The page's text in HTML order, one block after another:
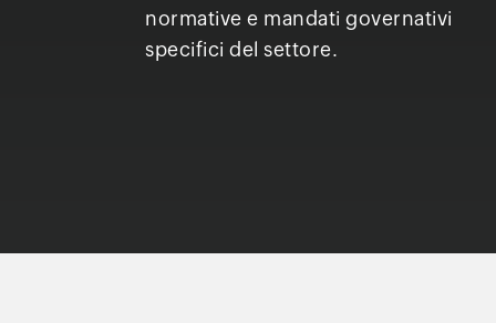
normative e mandati governativi
specifici del settore.